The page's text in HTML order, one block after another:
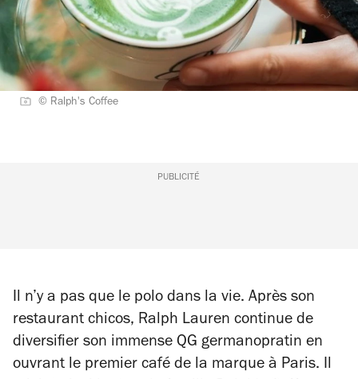
© Ralph's Coffee
PUBLICITÉ
Il n’y a pas que le polo dans la vie. Après son
restaurant chicos, Ralph Lauren continue de
diversifier son immense QG germanopratin en
ouvrant le premier café de la marque à Paris. Il